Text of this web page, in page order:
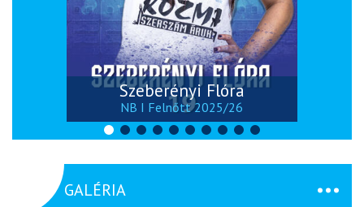
Szeberényi Flóra
NB I Felnőtt 2025/26
GALÉRIA